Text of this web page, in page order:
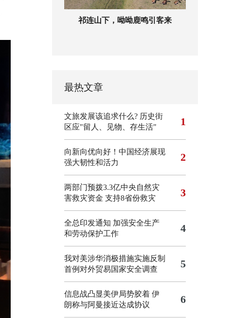
祁连山下，呦呦鹿鸣引客来
最热文章
文旅发展该追求什么? 历史街
区应"留人、见物、存生活"
1
向新向优向好！中国经济展现
强大韧性和活力
2
两部门预拨3.3亿中央自然灾
害救灾资金 支持8省份救灾
3
全总印发通知 加强安全生产
和劳动保护工作
4
我对美涉华消极措施实施反制
首例对外贸易国家安全调查
5
信息战凸显美伊局势胶着 伊
朗称与阿曼接近达成协议
6